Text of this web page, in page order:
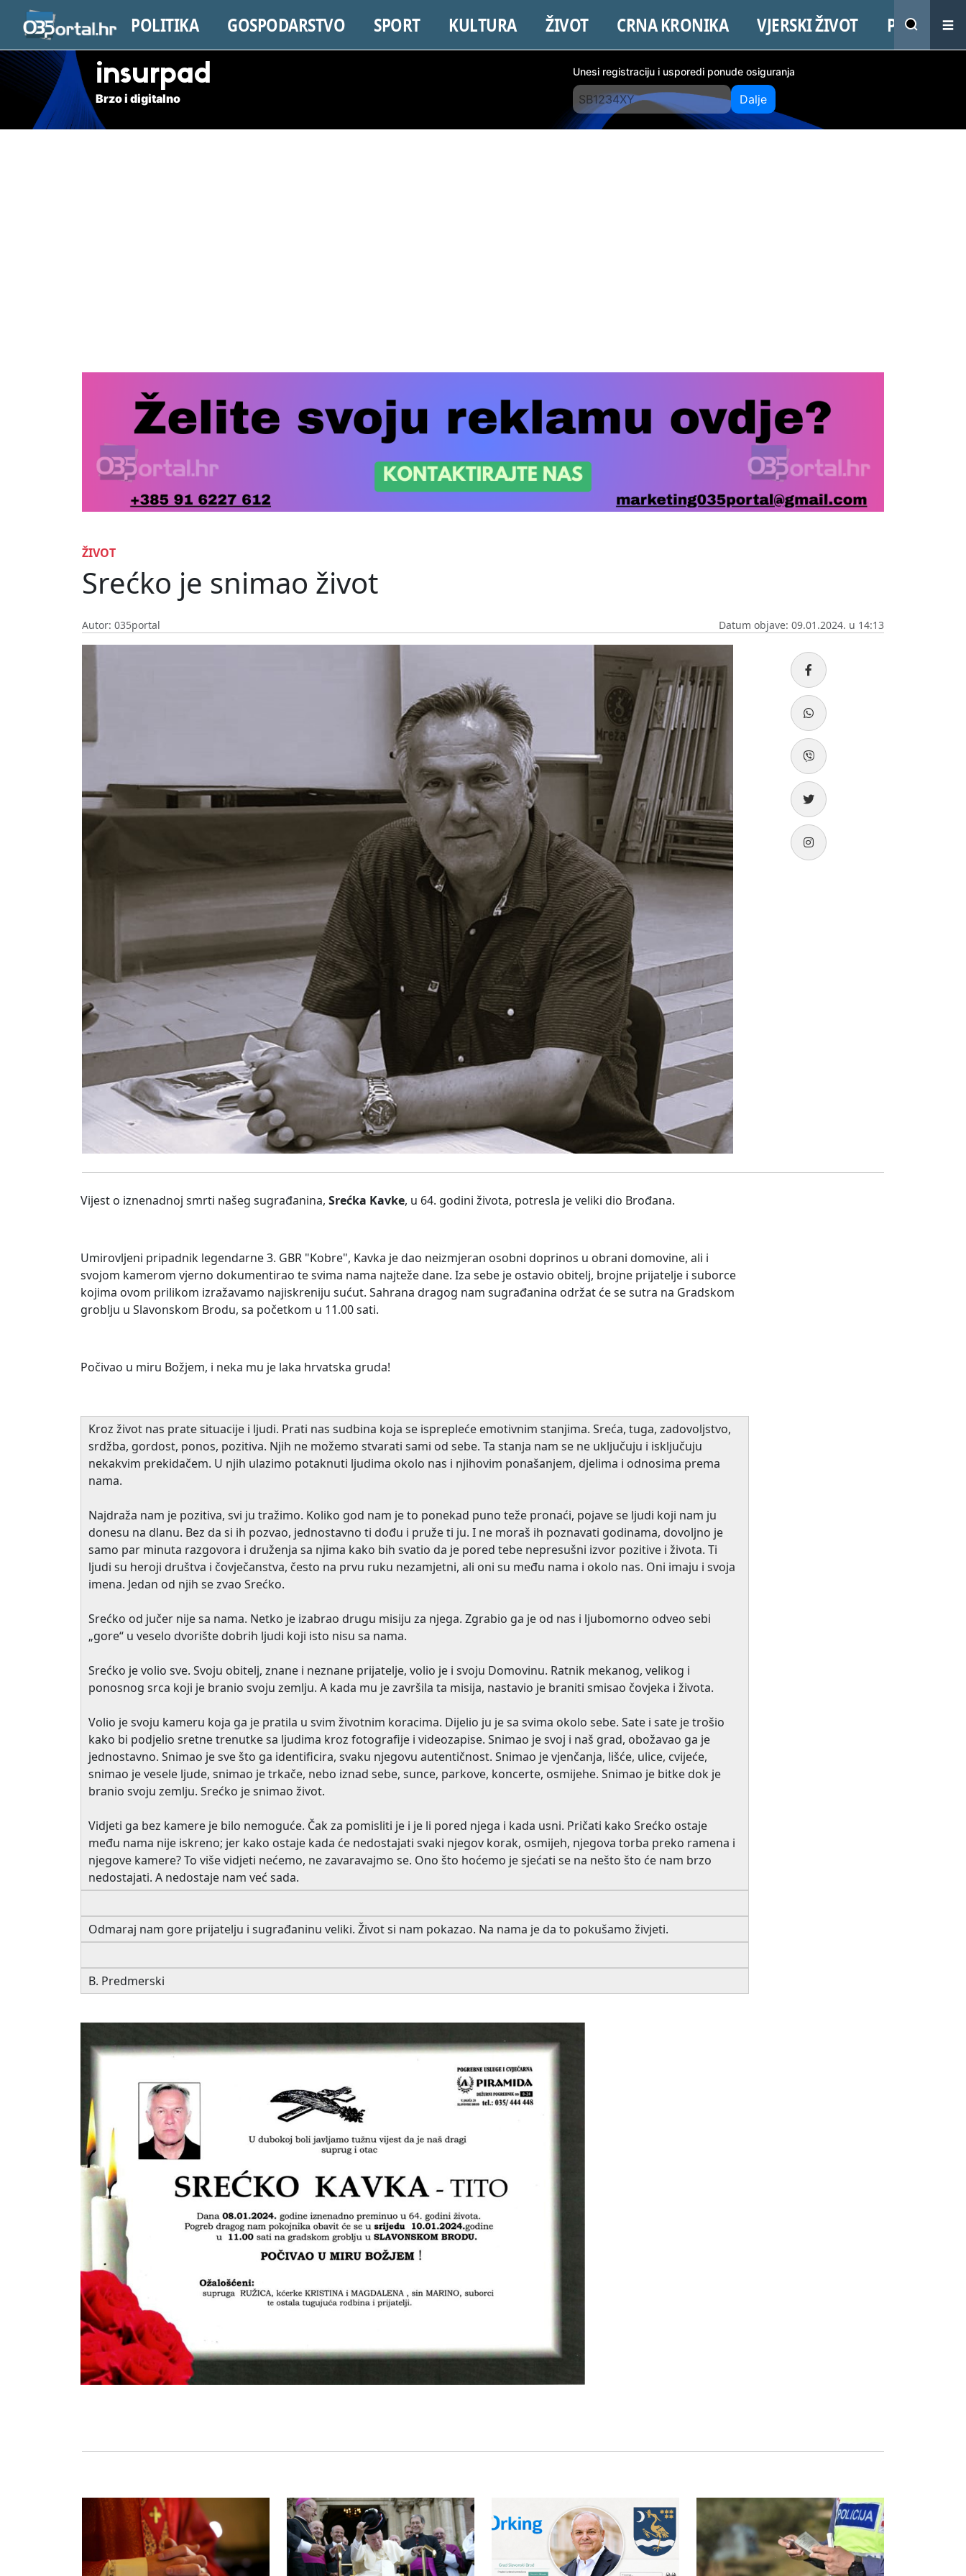
POLITIKA GOSPODARSTVO SPORT KULTURA ŽIVOT CRNA KRONIKA VJERSKI ŽIVOT PROMO
insurpad
Brzo i digitalno
Unesi registraciju i usporedi ponude osiguranja
Dalje
ŽIVOT
Srećko je snimao život
Autor: 035portal Datum objave: 09.01.2024. u 14:13
Vijest o iznenadnoj smrti našeg sugrađanina, Srećka Kavke, u 64. godini života, potresla je veliki dio Brođana.
Umirovljeni pripadnik legendarne 3. GBR "Kobre", Kavka je dao neizmjeran osobni doprinos u obrani domovine, ali i
svojom kamerom vjerno dokumentirao te svima nama najteže dane. Iza sebe je ostavio obitelj, brojne prijatelje i suborce
kojima ovom prilikom izražavamo najiskreniju sućut. Sahrana dragog nam sugrađanina održat će se sutra na Gradskom
groblju u Slavonskom Brodu, sa početkom u 11.00 sati.
Počivao u miru Božjem, i neka mu je laka hrvatska gruda!
Kroz život nas prate situacije i ljudi. Prati nas sudbina koja se isprepleće emotivnim stanjima. Sreća, tuga, zadovoljstvo,
srdžba, gordost, ponos, pozitiva. Njih ne možemo stvarati sami od sebe. Ta stanja nam se ne uključuju i isključuju
nekakvim prekidačem. U njih ulazimo potaknuti ljudima okolo nas i njihovim ponašanjem, djelima i odnosima prema
nama.
Najdraža nam je pozitiva, svi ju tražimo. Koliko god nam je to ponekad puno teže pronaći, pojave se ljudi koji nam ju
donesu na dlanu. Bez da si ih pozvao, jednostavno ti dođu i pruže ti ju. I ne moraš ih poznavati godinama, dovoljno je
samo par minuta razgovora i druženja sa njima kako bih svatio da je pored tebe nepresušni izvor pozitive i života. Ti
ljudi su heroji društva i čovječanstva, često na prvu ruku nezamjetni, ali oni su među nama i okolo nas. Oni imaju i svoja
imena. Jedan od njih se zvao Srećko.
Srećko od jučer nije sa nama. Netko je izabrao drugu misiju za njega. Zgrabio ga je od nas i ljubomorno odveo sebi
„gore“ u veselo dvorište dobrih ljudi koji isto nisu sa nama.
Srećko je volio sve. Svoju obitelj, znane i neznane prijatelje, volio je i svoju Domovinu. Ratnik mekanog, velikog i
ponosnog srca koji je branio svoju zemlju. A kada mu je završila ta misija, nastavio je braniti smisao čovjeka i života.
Volio je svoju kameru koja ga je pratila u svim životnim koracima. Dijelio ju je sa svima okolo sebe. Sate i sate je trošio
kako bi podjelio sretne trenutke sa ljudima kroz fotografije i videozapise. Snimao je svoj i naš grad, obožavao ga je
jednostavno. Snimao je sve što ga identificira, svaku njegovu autentičnost. Snimao je vjenčanja, lišće, ulice, cvijeće,
snimao je vesele ljude, snimao je trkače, nebo iznad sebe, sunce, parkove, koncerte, osmijehe. Snimao je bitke dok je
branio svoju zemlju. Srećko je snimao život.
Vidjeti ga bez kamere je bilo nemoguće. Čak za pomisliti je i je li pored njega i kada usni. Pričati kako Srećko ostaje
među nama nije iskreno; jer kako ostaje kada će nedostajati svaki njegov korak, osmijeh, njegova torba preko ramena i
njegove kamere? To više vidjeti nećemo, ne zavaravajmo se. Ono što hoćemo je sjećati se na nešto što će nam brzo
nedostajati. A nedostaje nam već sada.
Odmaraj nam gore prijatelju i sugrađaninu veliki. Život si nam pokazao. Na nama je da to pokušamo živjeti.
B. Predmerski